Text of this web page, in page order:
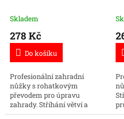
Skladem
278 Kč
Do košíku
Profesionální zahradní
nůžky s rohatkovým
převodem pro úpravu
zahrady. Stříhání větví a
rostlin do průměru až 24mm.